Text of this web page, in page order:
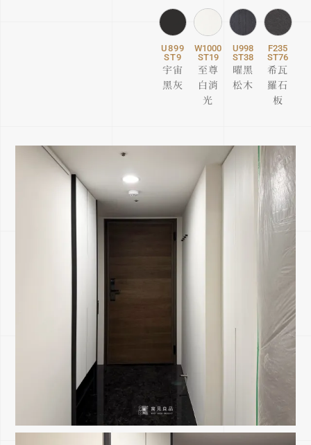
U899
ST9
宇宙
黑灰
W1000
ST19
至尊
白消
光
U998
ST38
曜黑
松木
F235
ST76
希瓦
羅石
板